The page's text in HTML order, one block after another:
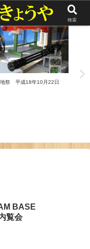
地祭 平成18年10月22日
取
BASE
覧会
検索